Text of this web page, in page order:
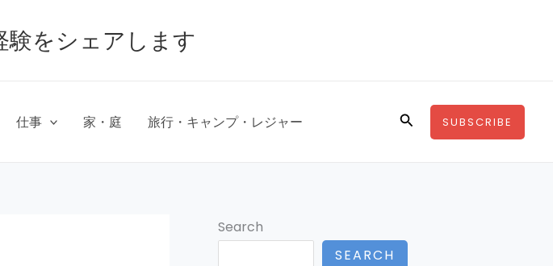
験をシェアします
仕事 家・庭 旅行・キャンプ・レジャー SearchSUBSCRIBE
Search
SEARCH